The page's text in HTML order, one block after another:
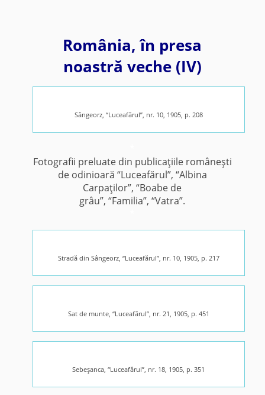
România, în presa
noastră veche (IV)
Sângeorz, “Luceafărul”, nr. 10, 1905, p. 208
Fotografii preluate din publicaţiile româneşti
de odinioară “Luceafărul”, “Albina
Carpaţilor”, “Boabe de
grâu”, “Familia”, “Vatra”.
Stradă din Sângeorz, “Luceafărul”, nr. 10, 1905, p. 217
Sat de munte, “Luceafărul”, nr. 21, 1905, p. 451
Sebeşanca, “Luceafărul”, nr. 18, 1905, p. 351